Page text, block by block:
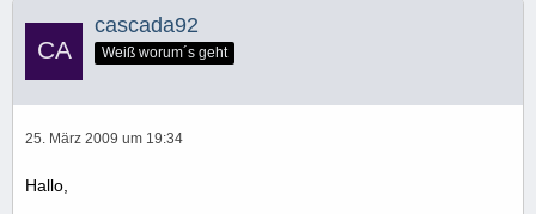
cascada92
Weiß worum´s geht
25. März 2009 um 19:34
Hallo,